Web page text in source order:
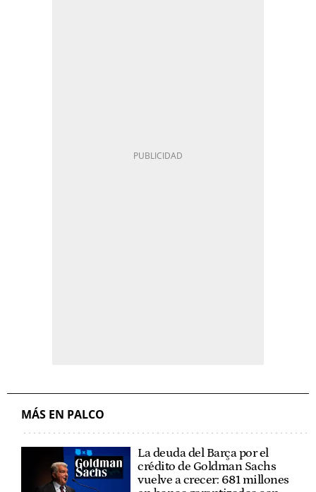
MÁS EN PALCO
La deuda del Barça por el
crédito de Goldman Sachs
vuelve a crecer: 681 millones